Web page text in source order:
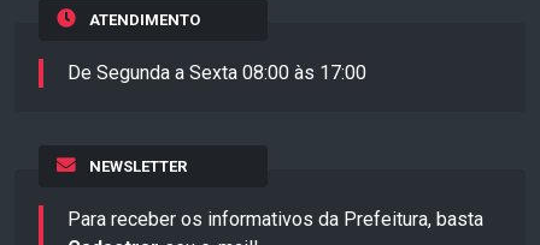
ATENDIMENTO
De Segunda a Sexta 08:00 às 17:00
NEWSLETTER
Para receber os informativos da Prefeitura, basta